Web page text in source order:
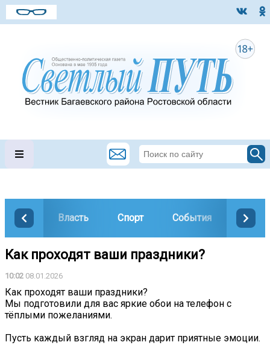
Власть Спорт События
Как проходят ваши праздники?
10:02 08.01.2026
Как проходят ваши праздники?
Мы подготовили для вас яркие обои на телефон с
тёплыми пожеланиями. ️
Пусть каждый взгляд на экран дарит приятные эмоции.